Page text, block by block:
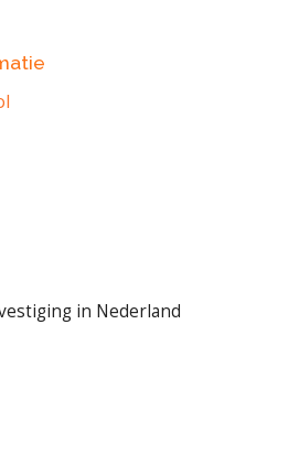
in Nederland